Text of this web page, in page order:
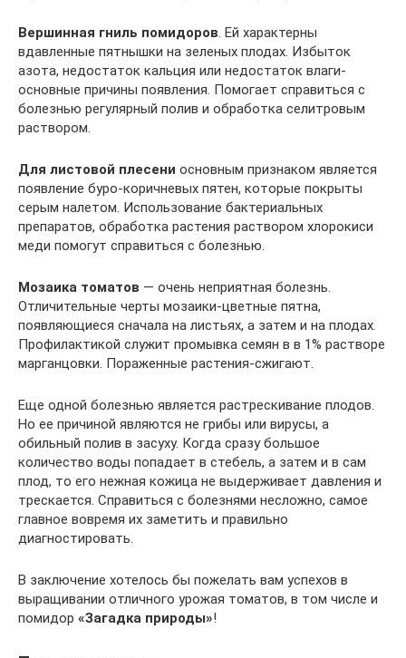
Вершинная гниль помидоров. Ей характерны
вдавленные пятнышки на зеленых плодах. Избыток
азота, недостаток кальция или недостаток влаги-
основные причины появления. Помогает справиться с
болезнью регулярный полив и обработка селитровым
раствором.
Для листовой плесени основным признаком является
появление буро-коричневых пятен, которые покрыты
серым налетом. Использование бактериальных
препаратов, обработка растения раствором хлорокиси
меди помогут справиться с болезнью.
Мозаика томатов — очень неприятная болезнь.
Отличительные черты мозаики-цветные пятна,
появляющиеся сначала на листьях, а затем и на плодах.
Профилактикой служит промывка семян в в 1% растворе
марганцовки. Пораженные растения-сжигают.
Еще одной болезнью является растрескивание плодов.
Но ее причиной являются не грибы или вирусы, а
обильный полив в засуху. Когда сразу большое
количество воды попадает в стебель, а затем и в сам
плод, то его нежная кожица не выдерживает давления и
трескается. Справиться с болезнями несложно, самое
главное вовремя их заметить и правильно
диагностировать.
В заключение хотелось бы пожелать вам успехов в
выращивании отличного урожая томатов, в том числе и
помидор «Загадка природы»!